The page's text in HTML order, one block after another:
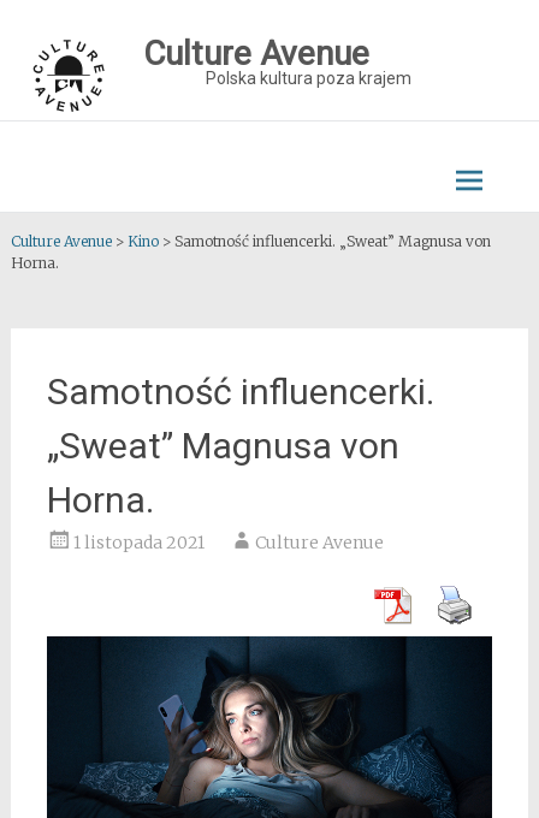
content
Culture Avenue
Polska kultura poza krajem
Culture Avenue> Kino> Samotność influencerki. „Sweat” Magnusa von
Horna.
Samotność influencerki.
„Sweat” Magnusa von
Horna.
1 listopada 2021 Culture Avenue